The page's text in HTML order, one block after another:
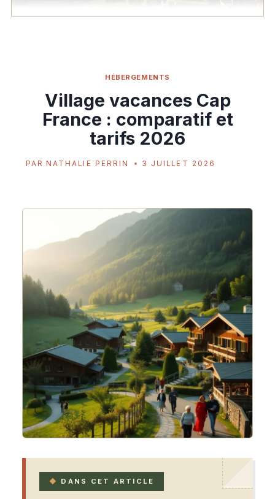
HÉBERGEMENTS
Village vacances Cap
France : comparatif et
tarifs 2026
PAR NATHALIE PERRIN 3 JUILLET 2026
DANS CET ARTICLE